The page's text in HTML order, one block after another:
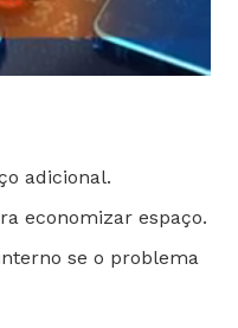
adicional.
economizar espaço.
se o problema